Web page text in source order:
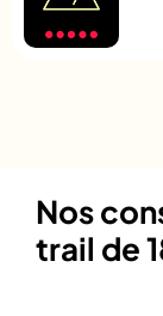
Nos
trail de